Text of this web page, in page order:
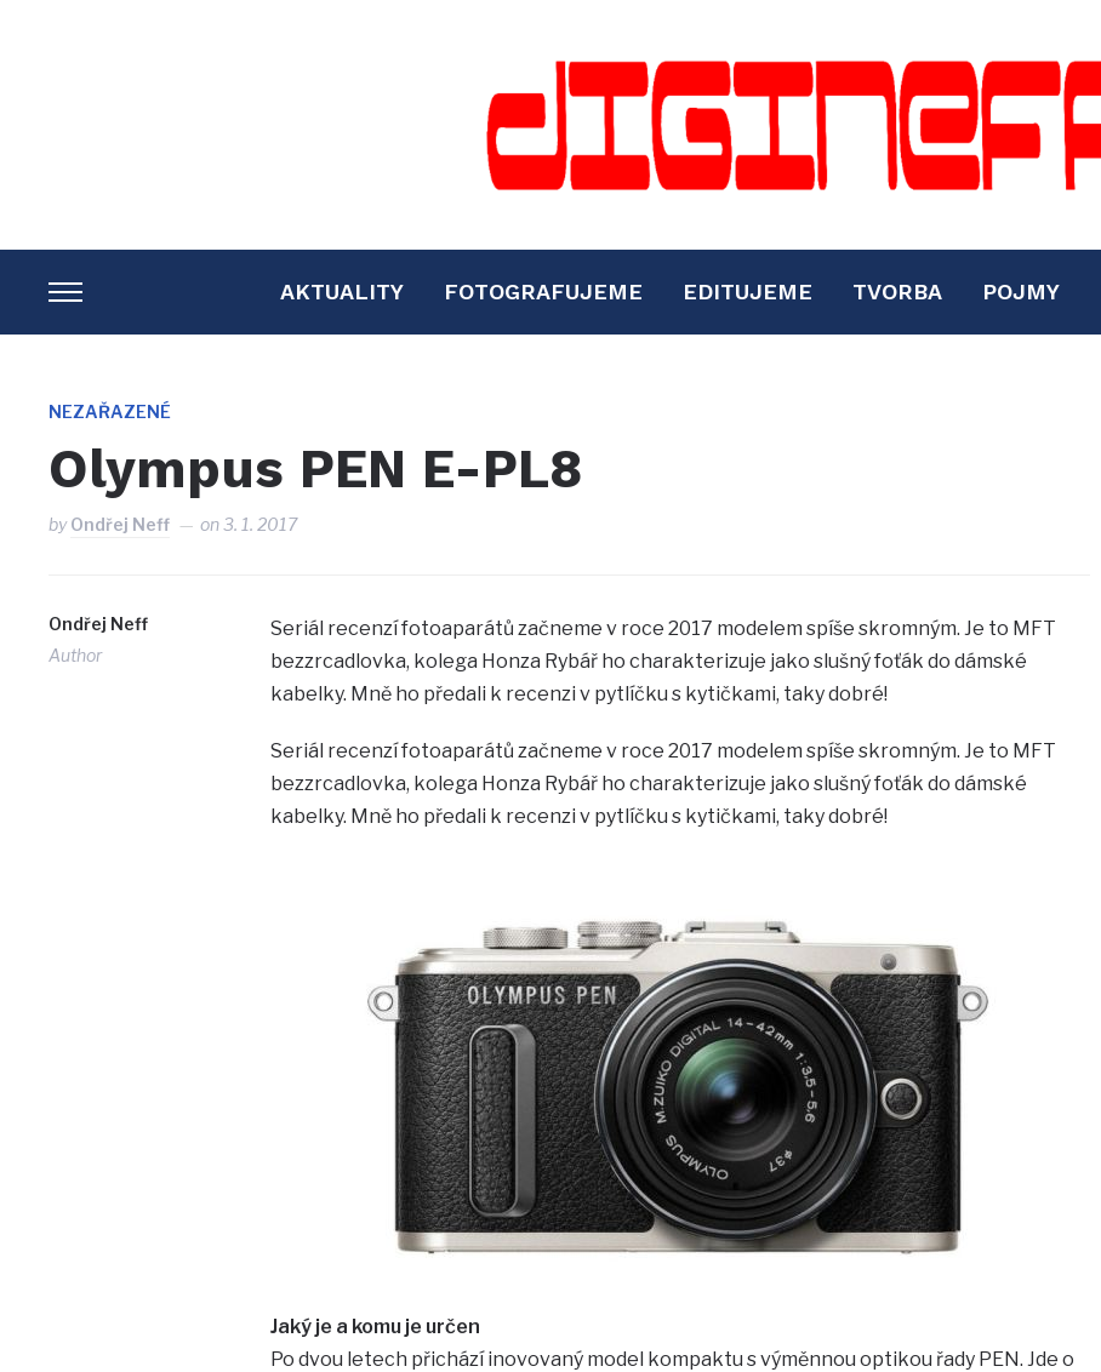
TOGGLE
SIDEBAR
NAVIGATION
AKTUALITY FOTOGRAFUJEME EDITUJEME TVORBA POJMY
NEZAŘAZENÉ
Olympus PEN E-PL8
byOndřej Neff on3. 1. 2017
Ondřej Neff
Author
Seriál recenzí fotoaparátů začneme v roce 2017 modelem spíše skromným. Je to MFT
bezzrcadlovka, kolega Honza Rybář ho charakterizuje jako slušný foťák do dámské
kabelky. Mně ho předali k recenzi v pytlíčku s kytičkami, taky dobré!
Seriál recenzí fotoaparátů začneme v roce 2017 modelem spíše skromným. Je to MFT
bezzrcadlovka, kolega Honza Rybář ho charakterizuje jako slušný foťák do dámské
kabelky. Mně ho předali k recenzi v pytlíčku s kytičkami, taky dobré!
Jaký je a komu je určen
Po dvou letech přichází inovovaný model kompaktu s výměnnou optikou řady PEN. Jde o